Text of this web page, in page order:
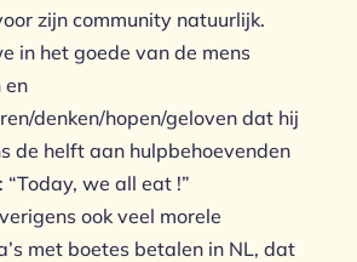
zijn community natuurlijk.
in het goede van de mens
en
denken/hopen/geloven dat hij
de helft aan hulpbehoevenden
“Today, we all eat !”
ook veel morele
met boetes betalen in NL, dat